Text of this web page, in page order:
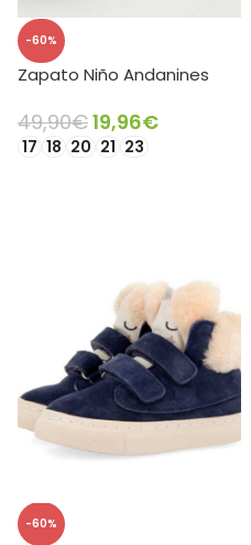
-60%
Zapato Niño Andanines
49,90€19,96€
17 18 20 21 23
-60%